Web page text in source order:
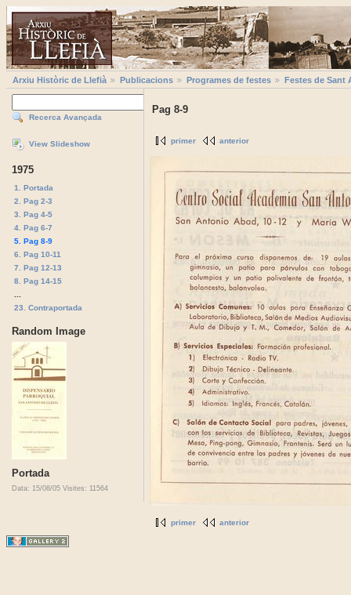
Arxiu Històric de Llefià Publicacions Programes de festes Festes de Sant
Recerca Avançada
View Slideshow
1975
1. Portada
2. Pag 2-3
3. Pag 4-5
4. Pag 6-7
5. Pag 8-9
6. Pag 10-11
7. Pag 12-13
8. Pag 14-15
23. Contraportada
Random Image
Portada
Data: 15/08/05 Visites: 11564
Pag 8-9
primer anterior
primer anterior